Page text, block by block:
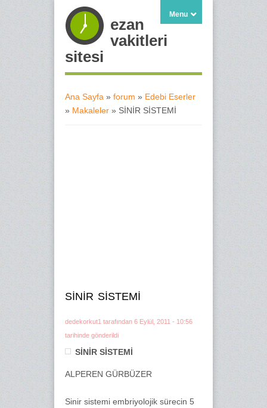
ezan
vakitleri
sitesi
Menu
Buradasınız
Ana Sayfa » forum » Edebi Eserler
» Makaleler » SİNİR SİSTEMİ
SİNİR SİSTEMİ
dedekorkut1 tarafından 6 Eylül, 2011 - 10:56
tarihinde gönderildi
SİNİR SİSTEMİ
ALPEREN GÜRBÜZER
Sinir sistemi embriyolojik sürecin 5